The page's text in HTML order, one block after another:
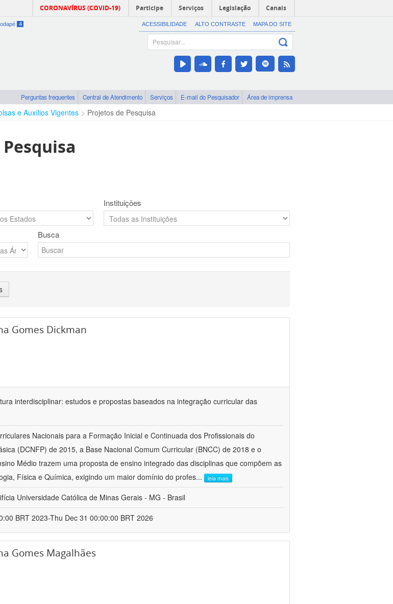
CORONAVÍRUS (COVID-19) Participe Serviços Legislação Canais
4 ACESSIBILIDADE ALTO CONTRASTE MAPA DO SITE
Perguntas frequentes Central de Atendimento Serviços E-mail do Pesquisador Área de imprensa
e Auxílios Vigentes Projetos de Pesquisa
Instituições
Busca
Gomes Dickman
interdisciplinar: estudos e propostas baseados na integração curricular das
Nacionais para a Formação Inicial e Continuada dos Profissionais do
(DCNFP) de 2015, a Base Nacional Comum Curricular (BNCC) de 2018 e o
Médio trazem uma proposta de ensino integrado das disciplinas que compõem as
Física e Química, exigindo um maior domínio do profes... leia mais
Universidade Católica de Minas Gerais - MG - Brasil
BRT 2023-Thu Dec 31 00:00:00 BRT 2026
Gomes Magalhães